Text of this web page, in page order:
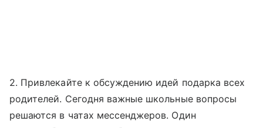
2. Привлекайте к обсуждению идей подарка всех
родителей. Сегодня важные школьные вопросы
решаются в чатах мессенджеров. Один